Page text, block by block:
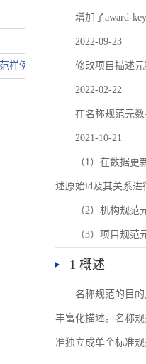
样例
增加了award-
2022-09-23
修改项目描述
2022-02-22
在名称规范元
2021-10-21
（1）在数据
述原始id及其关系进
（2）机构规范
（3）项目规
1 概述
名称规范的目
丰富化描述。名称
准独立成单个标准规